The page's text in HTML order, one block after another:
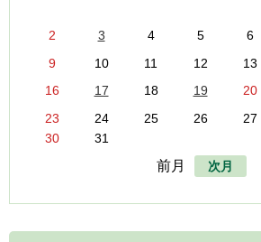
2
3 4 5 6
9
10 11 12 13
16
17 18 19 20
23
24 25 26 27
30
31
前月 次月